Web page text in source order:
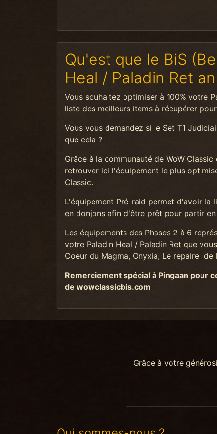
Qu'est que le BiS
Heal / Paladin Ret
Vous souhaitez optimiser à 100% votre
liste des meilleurs items à récupérer
Vous vous demandez si le Set T1
que cela ?
Grâce à la communauté de WoW
retrouver ici l'équipement le plus
Classic.
L'équipement Pré-raid permet d'avoir la
en donjons afin d'être prêt pour partir
Les équipements des Phases 2 à 6
votre Paladin Heal / Paladin Ret que
Coeur du Magma, Onyxia, Le repaire
Remerciement spécial à Pingaan pour
de wowclassicbis.com
Grâce à votre